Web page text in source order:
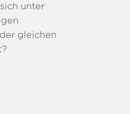
unter
gleichen